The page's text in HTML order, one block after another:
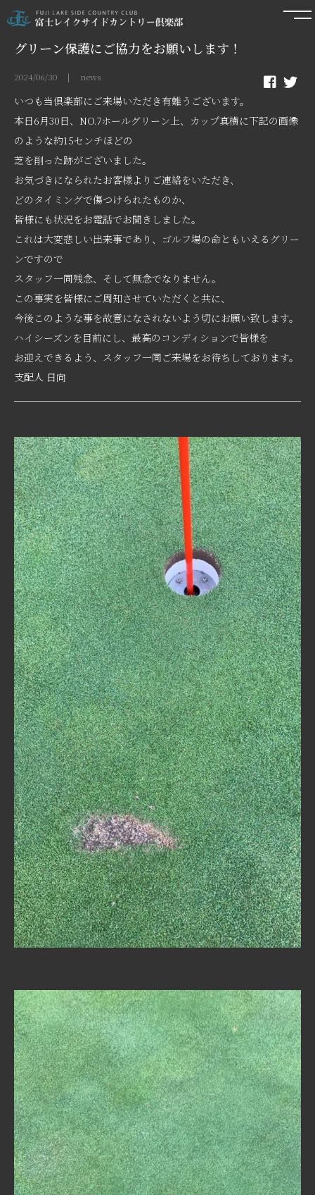
グリーン保護にご協力をお願いします！
2024/06/30 | news
いつも当倶楽部にご来場いただき有難うございます。
本日6月30日、NO.7ホールグリーン上、カップ真横に下記の画像
のような約15センチほどの
芝を削った跡がございました。
お気づきになられたお客様よりご連絡をいただき、
どのタイミングで傷つけられたものか、
皆様にも状況をお電話でお聞きしました。
これは大変悲しい出来事であり、ゴルフ場の命ともいえるグリー
ンですので
スタッフ一同残念、そして無念でなりません。
この事実を皆様にご周知させていただくと共に、
今後このような事を故意になされないよう切にお願い致します。
ハイシーズンを目前にし、最高のコンディションで皆様を
お迎えできるよう、スタッフ一同ご来場をお待ちしております。
支配人 日向